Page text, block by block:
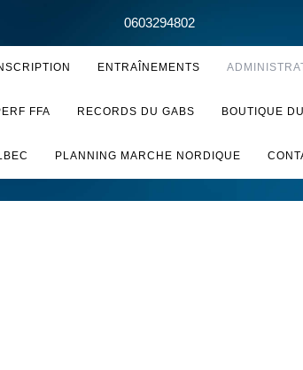
0603294802
ENTRAÎNEMENTS
FFA RECORDS DU GABS BOUTIQUE
PLANNING MARCHE NORDIQUE